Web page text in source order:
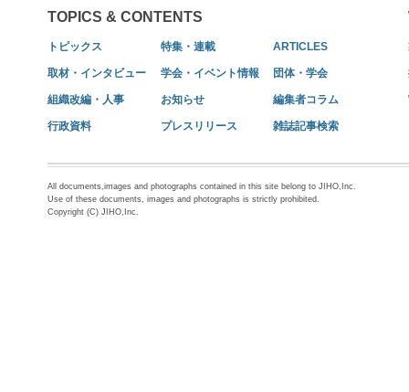
TOPICS & CONTENTS
トピックス 特集・連載 ARTICLES
取材・インタビュー 学会・イベント情報 団体・学会
組織改編・人事 お知らせ 編集者コラム
行政資料 プレスリリース 雑誌記事検索
All documents,images and photographs contained in this site belong to JIHO,Inc.
Use of these documents, images and photographs is strictly prohibited.
Copyright (C) JIHO,Inc.